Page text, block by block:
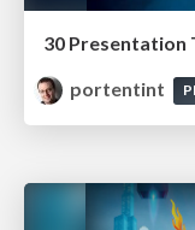
30 Presentation
portentint